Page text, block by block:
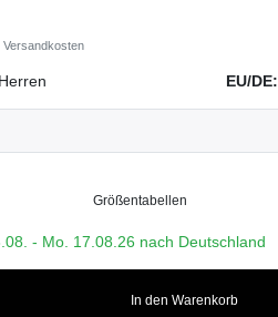
Versandkosten
EU/DE:
Größentabellen
- Mo. 17.08.26 nach Deutschland
In den Warenkorb